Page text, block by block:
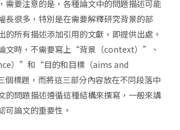
需要注意的是，各種論文中的問題描述可能
長很多，特別是在需要解釋研究背景的部
的所有描述添加引用的文獻，即提供出處。
文時，不需要寫上“背景（context）”、
）”和“目的和目標（aims and
標題，而將這三部分內容放在不同段落中
的問題描述遵循這種結構來撰寫，一般來講
可論文的重要性。